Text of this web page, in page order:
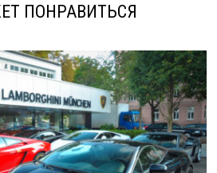
ПОНРАВИТЬСЯ